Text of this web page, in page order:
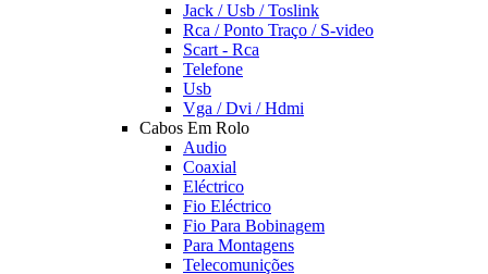
Jack / Usb / Toslink
Rca / Ponto Traço / S-video
Scart - Rca
Telefone
Usb
Vga / Dvi / Hdmi
Cabos Em Rolo
Audio
Coaxial
Eléctrico
Fio Eléctrico
Fio Para Bobinagem
Para Montagens
Telecomunições